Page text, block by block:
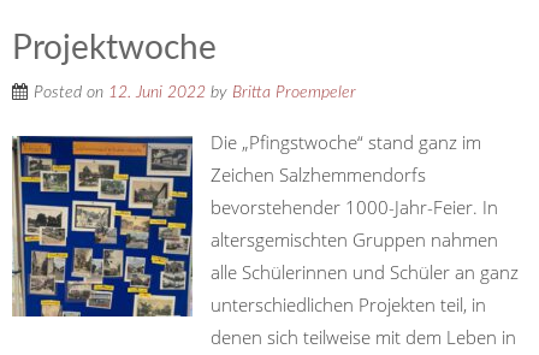
Projektwoche
Posted on 12. Juni 2022 by Britta Proempeler
Die „Pfingstwoche“ stand ganz im
Zeichen Salzhemmendorfs
bevorstehender 1000-Jahr-Feier. In
altersgemischten Gruppen nahmen
alle Schülerinnen und Schüler an ganz
unterschiedlichen Projekten teil, in
denen sich teilweise mit dem Leben in